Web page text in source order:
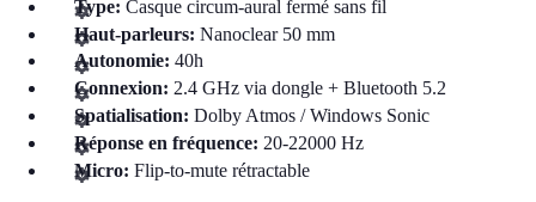
Type: Casque circum-aural fermé sans fil
Haut-parleurs: Nanoclear 50 mm
Autonomie: 40h
Connexion: 2.4 GHz via dongle + Bluetooth 5.2
Spatialisation: Dolby Atmos / Windows Sonic
Réponse en fréquence: 20-22000 Hz
Micro: Flip-to-mute rétractable